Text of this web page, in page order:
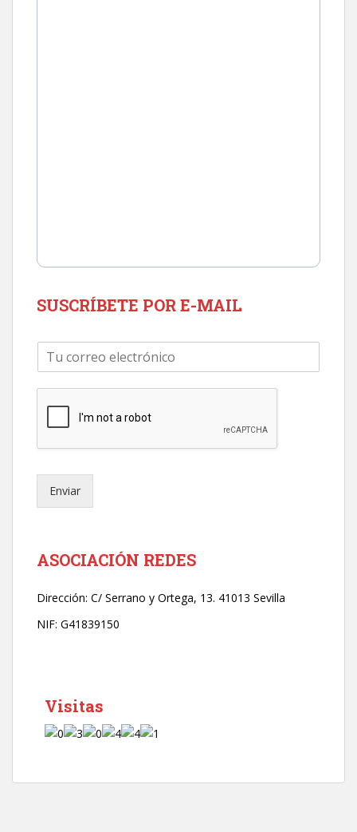
SUSCRÍBETE POR E-MAIL
e
e
t
n
o
*
Enviar
ASOCIACIÓN REDES
Dirección: C/ Serrano y Ortega, 13. 41013 Sevilla
NIF: G41839150
Visitas